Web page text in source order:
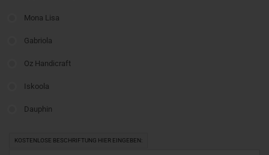
Mona Lisa
Gabriola
Oz Handicraft
Iskoola
Dauphin
KOSTENLOSE BESCHRIFTUNG HIER EINGEBEN: